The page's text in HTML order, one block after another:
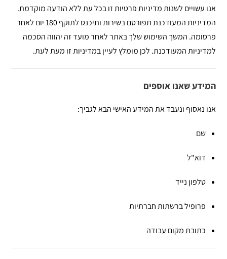
אנו עשויים לשנות מדיניות פרטיות זו בכל עת ללא הודעה מוקדמת.
המדיניות המעודכנת תפורסם בשירות ותיכנס לתוקף 180 יום לאחר
פרסומה. המשך השימוש שלך באתר לאחר מועד זה יהווה הסכמה
למדיניות המעודכנת. לכן מומלץ לעיין במדיניות זו מעת לעת.
המידע שאנו אוספים
אנו נאסוף ונעבד את המידע האישי הבא לגביך:
שם
דוא"ל
טלפון נייד
פרופיל ברשתות חברתיות
כתובת מקום עבודה